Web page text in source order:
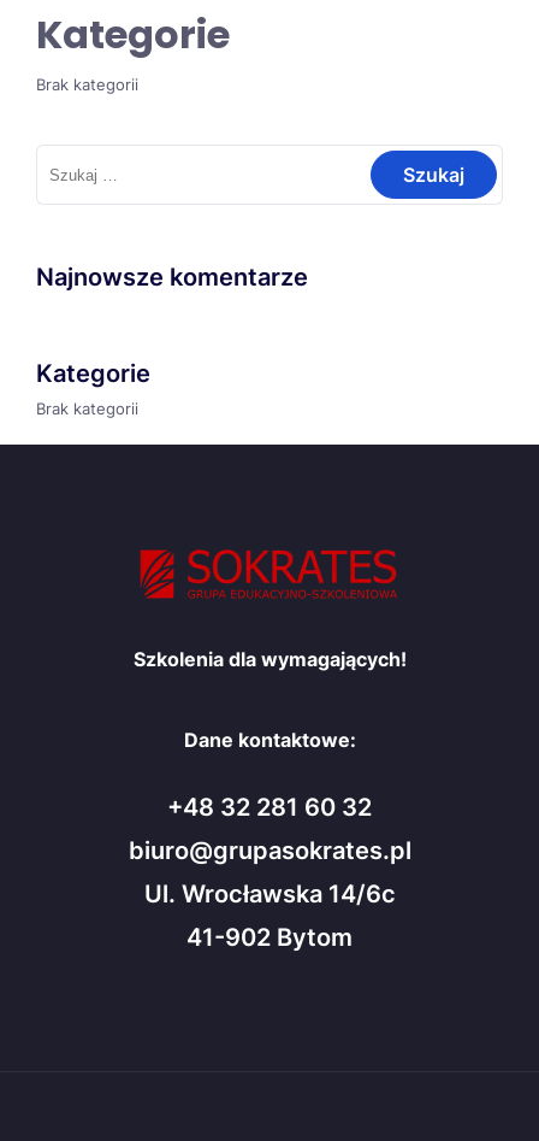
Kategorie
Brak kategorii
Szukaj:
Najnowsze komentarze
Kategorie
Brak kategorii
Szkolenia dla wymagających!
Dane kontaktowe:
+48 32 281 60 32
biuro@grupasokrates.pl
Ul. Wrocławska 14/6c
41-902 Bytom